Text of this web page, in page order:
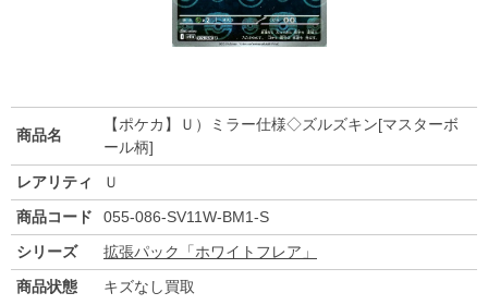
商品名
【ポケカ】Ｕ）ミラー仕様◇ズルズキン[マスターボ
ール柄]
レアリティ
Ｕ
商品コード
055-086-SV11W-BM1-S
シリーズ
拡張パック「ホワイトフレア」
商品状態
キズなし買取